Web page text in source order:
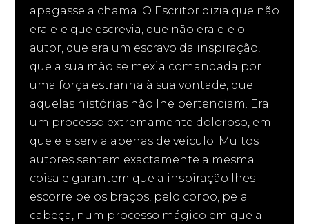
apagasse a chama. O Escritor dizia que não
era ele que escrevia, que não era ele o
autor, que era um escravo da inspiração,
que a sua mão se mexia comandada por
uma força estranha à sua vontade, que
aquelas histórias não lhe pertenciam. Era
um processo extremamente doloroso, em
que ele servia apenas de veículo. Muitos
autores sentem exactamente a mesma
coisa e garantem que a inspiração lhes
escorre pelos braços, pelo corpo, pela
cabeça, num processo mágico em que a